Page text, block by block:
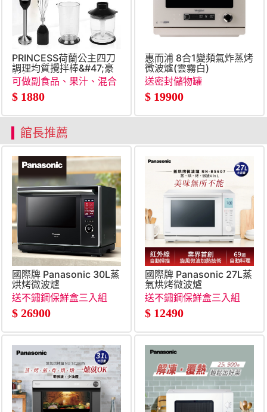
PRINCESS荷蘭公主四刀
調理均質攪拌棒&#47;豪
華組
可做副食品、果汁、混合
蛋液、水餃餡、濃湯
$ 1880
惠而浦 8合1變頻氣炸蒸烤
微波爐(雲霧白)
送密封儲物罐
$ 19900
館長推薦
國際牌 Panasonic 30L蒸
烘烤微波爐
送不鏽鋼保鮮盒三入組
+送不鏽鋼雙鍋組+送保溫
$ 26900
國際牌 Panasonic 27L蒸
氣烘烤微波爐
送不鏽鋼保鮮盒三入組
+送密封儲物罐
$ 12490